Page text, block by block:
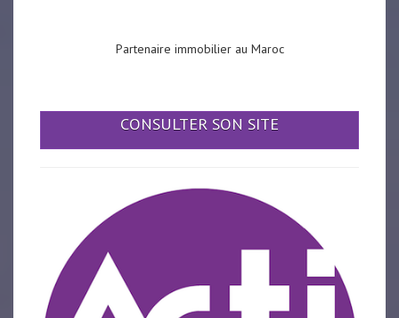
Partenaire immobilier au Maroc
CONSULTER SON SITE